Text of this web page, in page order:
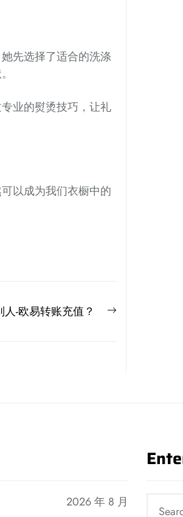
先选择了适合的洗涤
业的熨烫技巧，让礼
以成为我们衣橱中的
Next
-欧易转账充值？
2026 年 8 月